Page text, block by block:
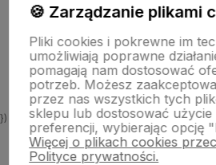
O nas
})
🍪 Zarządzanie plikami
Pliki cookies i pokrewne im
umożliwiają poprawne
pomagają nam dostosować
potrzeb. Możesz
przez nas wszystkich tych
sklepu lub dostosować
preferencji, wybierając opcję
Więcej o plikach cookies
Polityce prywatności.